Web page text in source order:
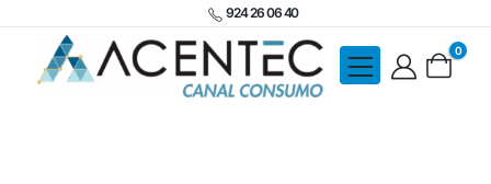
924 26 06 40
0